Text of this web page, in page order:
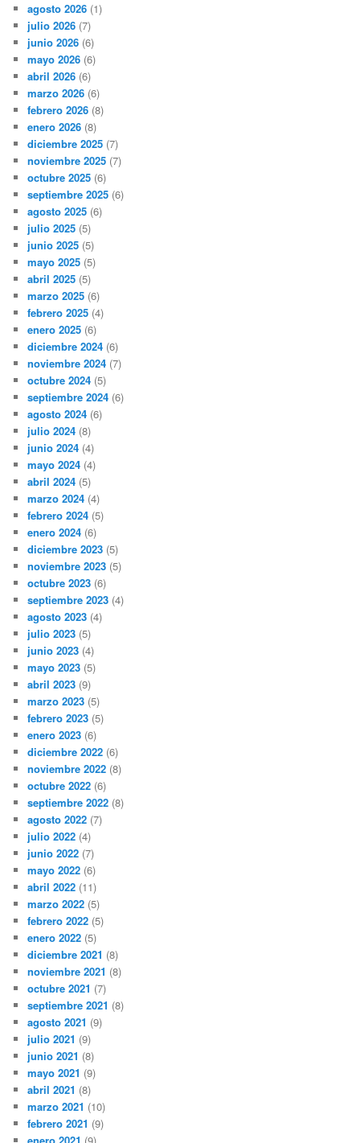
agosto 2026 (1)
julio 2026 (7)
junio 2026 (6)
mayo 2026 (6)
abril 2026 (6)
marzo 2026 (6)
febrero 2026 (8)
enero 2026 (8)
diciembre 2025 (7)
noviembre 2025 (7)
octubre 2025 (6)
septiembre 2025 (6)
agosto 2025 (6)
julio 2025 (5)
junio 2025 (5)
mayo 2025 (5)
abril 2025 (5)
marzo 2025 (6)
febrero 2025 (4)
enero 2025 (6)
diciembre 2024 (6)
noviembre 2024 (7)
octubre 2024 (5)
septiembre 2024 (6)
agosto 2024 (6)
julio 2024 (8)
junio 2024 (4)
mayo 2024 (4)
abril 2024 (5)
marzo 2024 (4)
febrero 2024 (5)
enero 2024 (6)
diciembre 2023 (5)
noviembre 2023 (5)
octubre 2023 (6)
septiembre 2023 (4)
agosto 2023 (4)
julio 2023 (5)
junio 2023 (4)
mayo 2023 (5)
abril 2023 (9)
marzo 2023 (5)
febrero 2023 (5)
enero 2023 (6)
diciembre 2022 (6)
noviembre 2022 (8)
octubre 2022 (6)
septiembre 2022 (8)
agosto 2022 (7)
julio 2022 (4)
junio 2022 (7)
mayo 2022 (6)
abril 2022 (11)
marzo 2022 (5)
febrero 2022 (5)
enero 2022 (5)
diciembre 2021 (8)
noviembre 2021 (8)
octubre 2021 (7)
septiembre 2021 (8)
agosto 2021 (9)
julio 2021 (9)
junio 2021 (8)
mayo 2021 (9)
abril 2021 (8)
marzo 2021 (10)
febrero 2021 (9)